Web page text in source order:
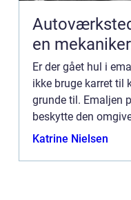
en
Er der gået hul i
ikke bruge karret til
grunde til. Emaljen
beskytte den
trænger fugt ind i
Katrine Nielsen